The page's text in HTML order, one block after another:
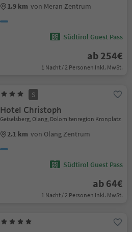
1.9 km von Meran Zentrum
Südtirol Guest Pass
ab 254€
1 Nacht / 2 Personen Inkl. MwSt.
S
Hotel Christoph
Geiselsberg, Olang, Dolomitenregion Kronplatz
2.1 km von Olang Zentrum
Südtirol Guest Pass
ab 64€
1 Nacht / 2 Personen Inkl. MwSt.